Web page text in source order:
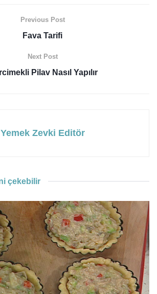
Previous Post
Fava Tarifi
Next Post
Pilav Nasıl Yapılır
Yemek Zevki Editör
çekebilir